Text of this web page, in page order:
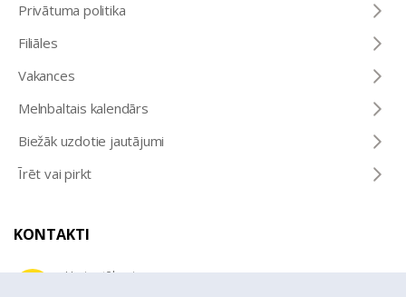
Privātuma politika
Filiāles
Vakances
Melnbaltais kalendārs
Biežāk uzdotie jautājumi
Īrēt vai pirkt
KONTAKTI
Uzziņu tālrunis